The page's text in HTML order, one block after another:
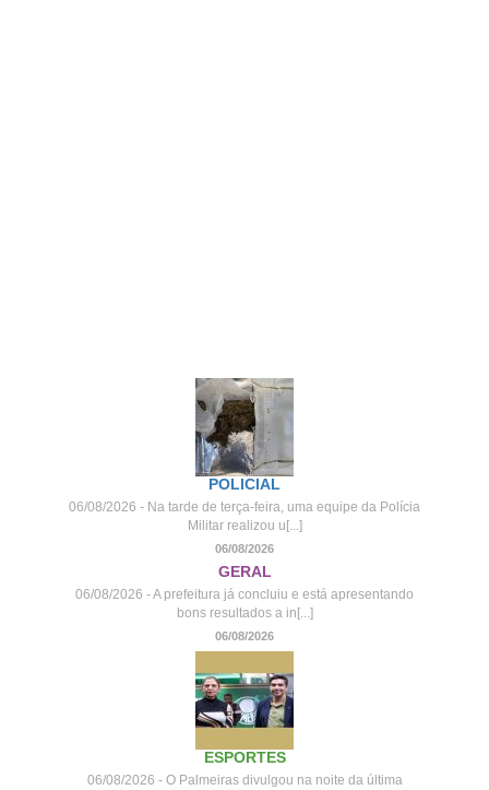
POLICIAL
06/08/2026 - Na tarde de terça-feira, uma equipe da Polícia
Militar realizou u[...]
06/08/2026
GERAL
06/08/2026 - A prefeitura já concluiu e está apresentando
bons resultados a in[...]
06/08/2026
ESPORTES
06/08/2026 - O Palmeiras divulgou na noite da última